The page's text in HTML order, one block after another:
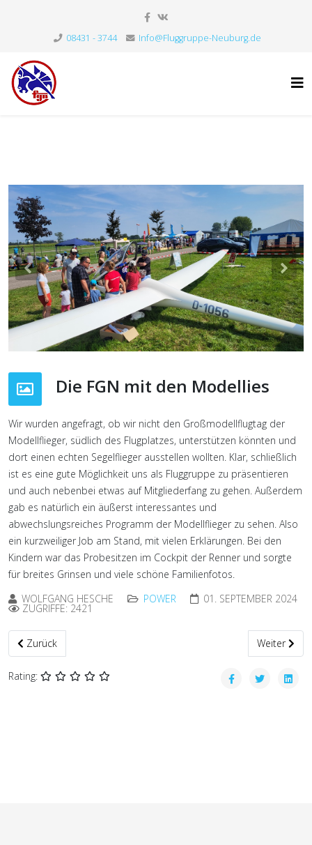
08431 - 3744 Info@Fluggruppe-Neuburg.de
Previous
Die FGN mit den Modellies
Wir wurden angefragt, ob wir nicht den Großmodellflugtag der
Modellflieger, südlich des Flugplatzes, unterstützen könnten und
dort einen echten Segelflieger ausstellen wollten. Klar, schließlich
ist es eine gute Möglichkeit uns als Fluggruppe zu präsentieren
und auch nebenbei etwas auf Mitgliederfang zu gehen. Außerdem
gab es natürlich ein äußerst interessantes und
abwechslungsreiches Programm der Modellflieger zu sehen. Also
ein kurzweiliger Job am Stand, mit vielen Erklärungen. Bei den
Kindern war das Probesitzen im Cockpit der Renner und sorgte
für breites Grinsen und viele schöne Familienfotos.
WOLFGANG HESCHE
POWER 01. SEPTEMBER 2024
ZUGRIFFE: 2421
Vorheriger Beitrag: Wow, gleich drei frisch gebackene
Zurück Nächster
Weiter
Rating: